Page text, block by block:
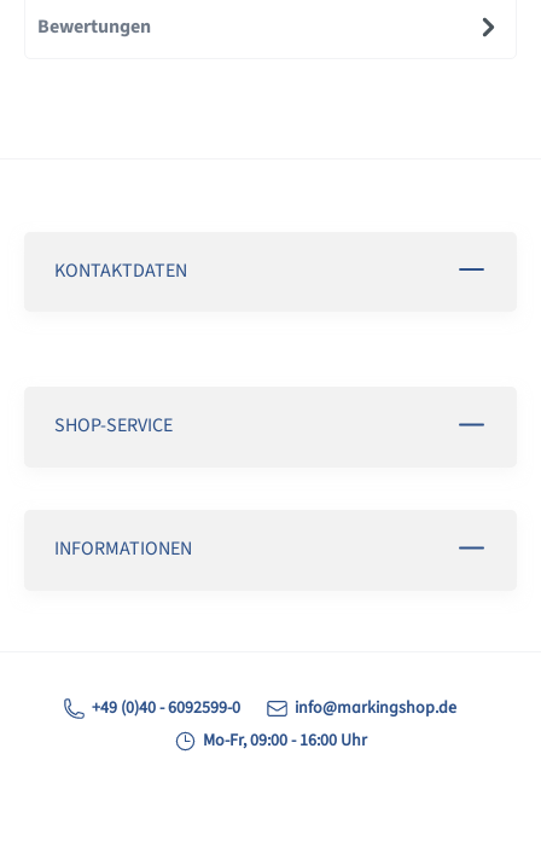
Bewertungen
KONTAKTDATEN
SHOP-SERVICE
INFORMATIONEN
+49 (0)40 - 6092599-0
info@markingshop.de
Mo-Fr, 09:00 - 16:00 Uhr